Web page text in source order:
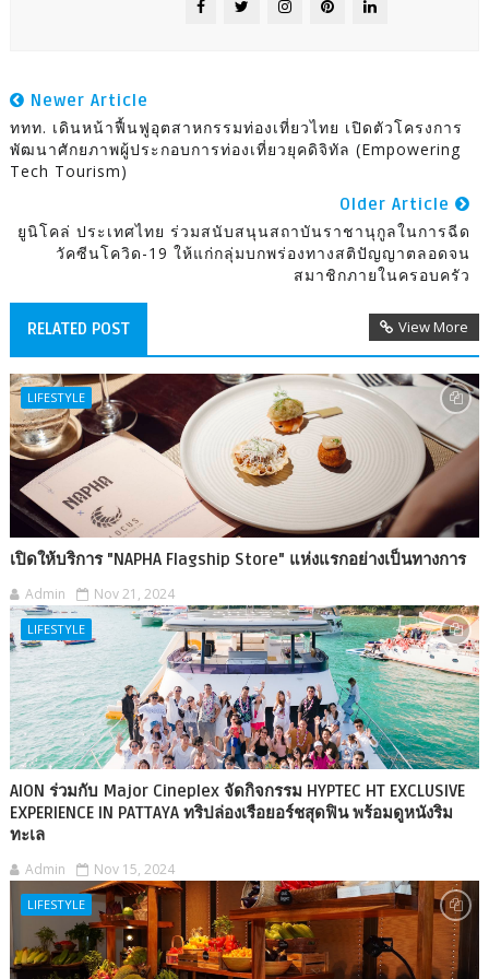
Newer Article
ททท. เดินหน้าฟื้นฟูอุตสาหกรรมท่องเที่ยวไทย เปิดตัวโครงการ
พัฒนาศักยภาพผู้ประกอบการท่องเที่ยวยุคดิจิทัล (Empowering
Tech Tourism)
Older Article
ยูนิโคล่ ประเทศไทย ร่วมสนับสนุนสถาบันราชานุกูลในการฉีด
วัคซีนโควิด-19 ให้แก่กลุ่มบกพร่องทางสติปัญญาตลอดจน
สมาชิกภายในครอบครัว
RELATED POST View More
LIFESTYLE
เปิดให้บริการ "NAPHA Flagship Store" แห่งแรกอย่างเป็นทางการ
Admin Nov 21, 2024
LIFESTYLE
AION ร่วมกับ Major Cineplex จัดกิจกรรม HYPTEC HT EXCLUSIVE
EXPERIENCE IN PATTAYA ทริปล่องเรือยอร์ชสุดฟิน พร้อมดูหนังริม
ทะเล
Admin Nov 15, 2024
LIFESTYLE